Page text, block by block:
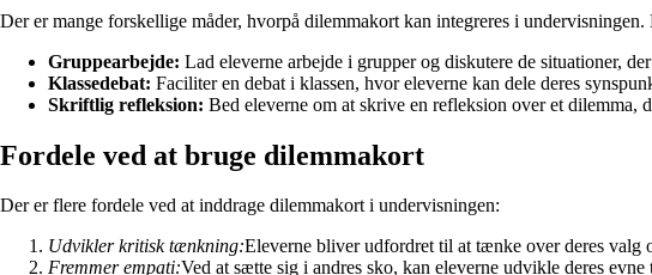
Der er mange forskellige måder, hvorpå dilemmakort kan integreres i
Gruppearbejde: Lad eleverne arbejde i grupper og diskutere de situationer,
Klassedebat: Faciliter en debat i klassen, hvor eleverne kan dele deres
Skriftlig refleksion: Bed eleverne om at skrive en refleksion over et dilemma,
Fordele ved at bruge dilemmakort
Der er flere fordele ved at inddrage dilemmakort i undervisningen:
Udvikler kritisk tænkning:Eleverne bliver udfordret til at tænke over deres valg
Fremmer empati:Ved at sætte sig i andres sko, kan eleverne udvikle deres